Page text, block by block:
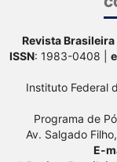
Revista
ISSN: 1983-0408 |
Instituto Federal
Programa de
Av. Salgado
E-